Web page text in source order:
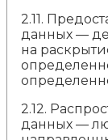
2.11.
данных —
на
2.12.
данных —